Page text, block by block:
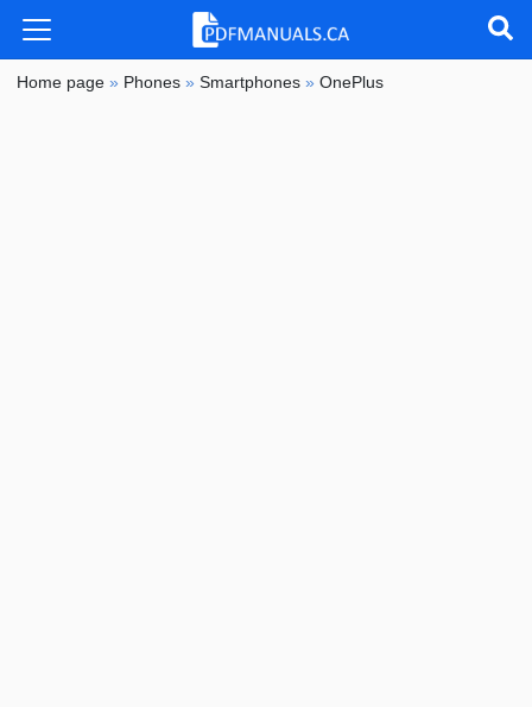
Home page » Phones »Smartphones »OnePlus